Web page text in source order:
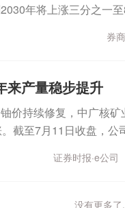
年将上涨三分之一
景备受关注。受供需
旗下的实物铀信托基
购实物铀。花旗指出，
核能产能增加，使得
协会在最新发布的报告
至8.6万吨，2040年将
券
来产量稳步提升
价持续修复，中广核
截至7月11日收盘，公
Trust）宣布修订与
买1012吨铀。这一融资
证券时报·e公司
没有更多了